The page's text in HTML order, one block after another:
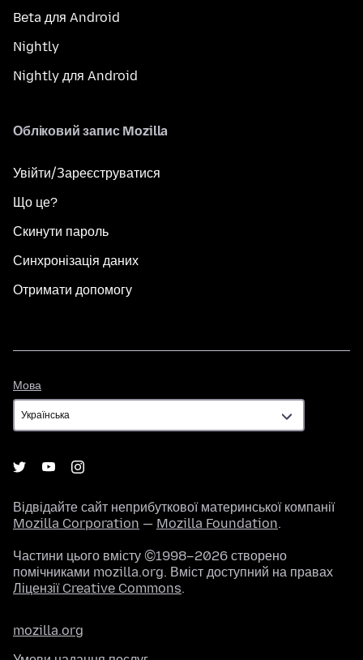
Beta для Android
Nightly
Nightly для Android
Обліковий запис Mozilla
Увійти/Зареєструватися
Що це?
Скинути пароль
Синхронізація даних
Отримати допомогу
Мова
Відвідайте сайт неприбуткової материнської компанії
Mozilla Corporation — Mozilla Foundation.
Частини цього вмісту ©1998–2026 створено
помічниками mozilla.org. Вміст доступний на правах
Ліцензії Creative Commons.
mozilla.org